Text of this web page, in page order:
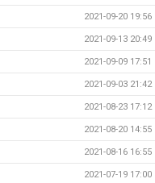
2021-09-20 19:56
2021-09-13 20:49
2021-09-09 17:51
2021-09-03 21:42
2021-08-23 17:12
2021-08-20 14:55
2021-08-16 16:55
2021-07-19 17:00